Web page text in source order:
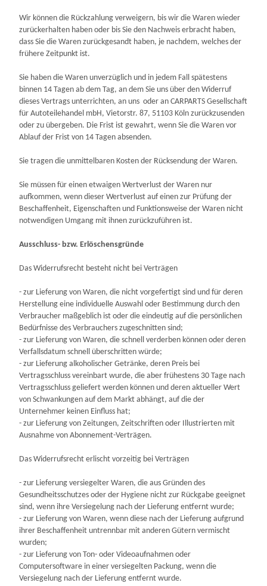
Wir können die Rückzahlung verweigern, bis wir die Waren wieder
zurückerhalten haben oder bis Sie den Nachweis erbracht haben,
dass Sie die Waren zurückgesandt haben, je nachdem, welches der
frühere Zeitpunkt ist.
Sie haben die Waren unverzüglich und in jedem Fall spätestens
binnen 14 Tagen ab dem Tag, an dem Sie uns über den Widerruf
dieses Vertrags unterrichten, an uns oder an CARPARTS Gesellschaft
für Autoteilehandel mbH, Vietorstr. 87, 51103 Köln zurückzusenden
oder zu übergeben. Die Frist ist gewahrt, wenn Sie die Waren vor
Ablauf der Frist von 14 Tagen absenden.
Sie tragen die unmittelbaren Kosten der Rücksendung der Waren.
Sie müssen für einen etwaigen Wertverlust der Waren nur
aufkommen, wenn dieser Wertverlust auf einen zur Prüfung der
Beschaffenheit, Eigenschaften und Funktionsweise der Waren nicht
notwendigen Umgang mit ihnen zurückzuführen ist.
Ausschluss- bzw. Erlöschensgründe
Das Widerrufsrecht besteht nicht bei Verträgen
- zur Lieferung von Waren, die nicht vorgefertigt sind und für deren
Herstellung eine individuelle Auswahl oder Bestimmung durch den
Verbraucher maßgeblich ist oder die eindeutig auf die persönlichen
Bedürfnisse des Verbrauchers zugeschnitten sind;
- zur Lieferung von Waren, die schnell verderben können oder deren
Verfallsdatum schnell überschritten würde;
- zur Lieferung alkoholischer Getränke, deren Preis bei
Vertragsschluss vereinbart wurde, die aber frühestens 30 Tage nach
Vertragsschluss geliefert werden können und deren aktueller Wert
von Schwankungen auf dem Markt abhängt, auf die der
Unternehmer keinen Einfluss hat;
- zur Lieferung von Zeitungen, Zeitschriften oder Illustrierten mit
Ausnahme von Abonnement-Verträgen.
Das Widerrufsrecht erlischt vorzeitig bei Verträgen
- zur Lieferung versiegelter Waren, die aus Gründen des
Gesundheitsschutzes oder der Hygiene nicht zur Rückgabe geeignet
sind, wenn ihre Versiegelung nach der Lieferung entfernt wurde;
- zur Lieferung von Waren, wenn diese nach der Lieferung aufgrund
ihrer Beschaffenheit untrennbar mit anderen Gütern vermischt
wurden;
- zur Lieferung von Ton- oder Videoaufnahmen oder
Computersoftware in einer versiegelten Packung, wenn die
Versiegelung nach der Lieferung entfernt wurde.